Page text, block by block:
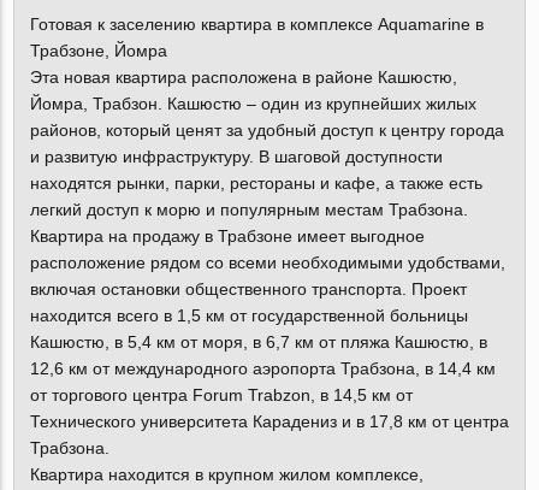
Готовая к заселению квартира в комплексе Aquamarine в
Трабзоне, Йомра
Эта новая квартира расположена в районе Кашюстю,
Йомра, Трабзон. Кашюстю – один из крупнейших жилых
районов, который ценят за удобный доступ к центру города
и развитую инфраструктуру. В шаговой доступности
находятся рынки, парки, рестораны и кафе, а также есть
легкий доступ к морю и популярным местам Трабзона.
Квартира на продажу в Трабзоне имеет выгодное
расположение рядом со всеми необходимыми удобствами,
включая остановки общественного транспорта. Проект
находится всего в 1,5 км от государственной больницы
Кашюстю, в 5,4 км от моря, в 6,7 км от пляжа Кашюстю, в
12,6 км от международного аэропорта Трабзона, в 14,4 км
от торгового центра Forum Trabzon, в 14,5 км от
Технического университета Карадениз и в 17,8 км от центра
Трабзона.
Квартира находится в крупном жилом комплексе,